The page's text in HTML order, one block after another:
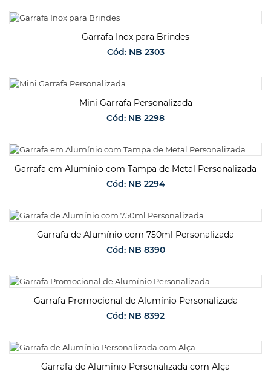
SOLICITAR ORÇAMENTO
Garrafa Inox para Brindes
Cód: NB 2303
SOLICITAR ORÇAMENTO
Mini Garrafa Personalizada
Cód: NB 2298
SOLICITAR ORÇAMENTO
Garrafa em Alumínio com Tampa de Metal Personalizada
Cód: NB 2294
SOLICITAR ORÇAMENTO
Garrafa de Alumínio com 750ml Personalizada
Cód: NB 8390
SOLICITAR ORÇAMENTO
Garrafa Promocional de Alumínio Personalizada
Cód: NB 8392
SOLICITAR ORÇAMENTO
Garrafa de Alumínio Personalizada com Alça